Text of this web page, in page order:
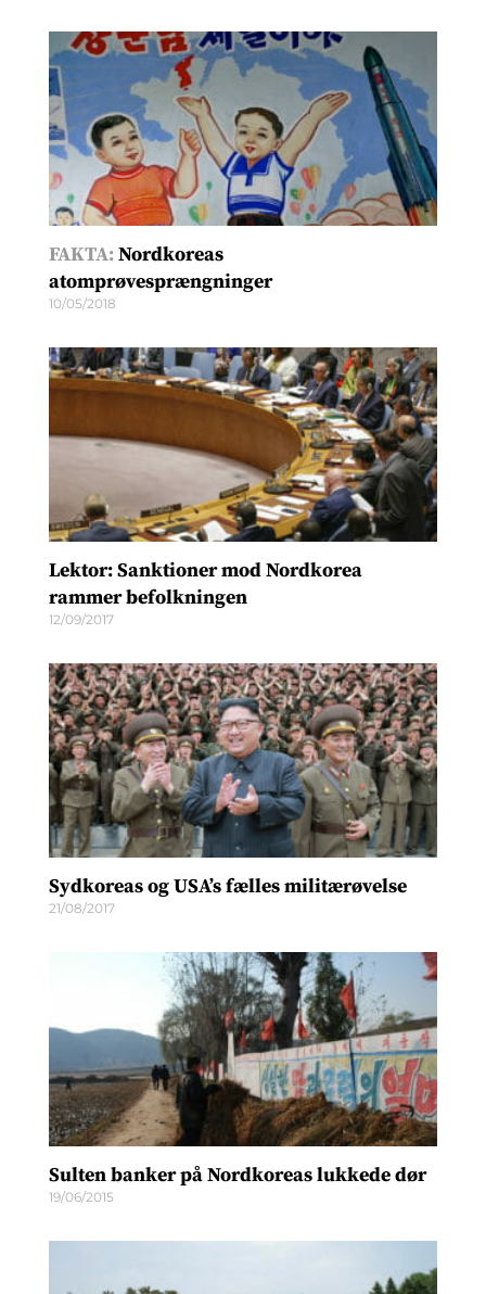
FAKTA:Nordkoreas
atomprøvesprængninger
10/05/2018
Lektor: Sanktioner mod Nordkorea
rammer befolkningen
12/09/2017
Sydkoreas og USA’s fælles militærøvelse
21/08/2017
Sulten banker på Nordkoreas lukkede dør
19/06/2015